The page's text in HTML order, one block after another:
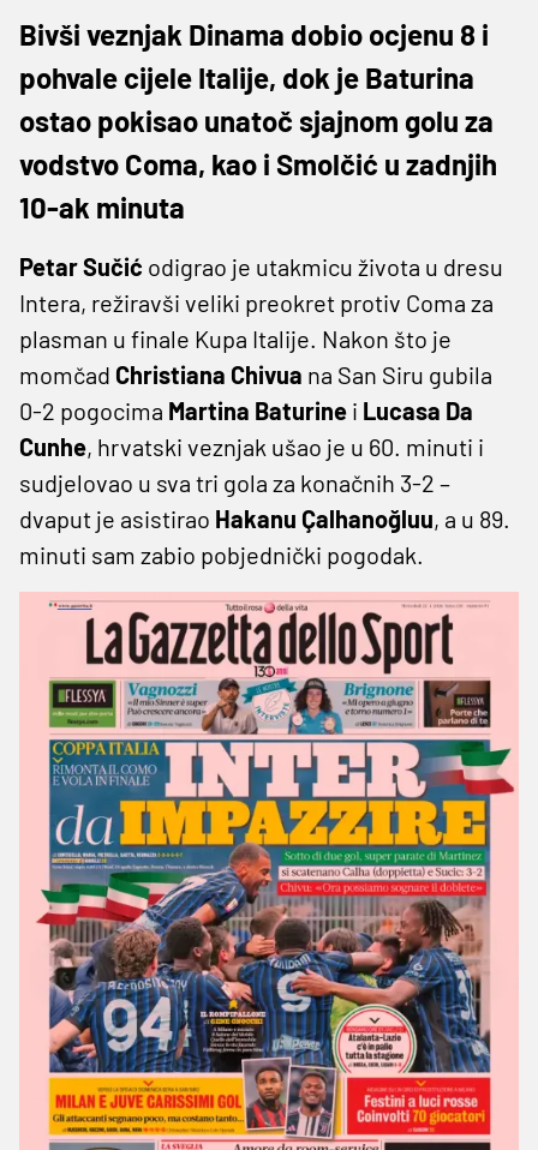
Bivši veznjak Dinama dobio ocjenu 8 i
pohvale cijele Italije, dok je Baturina
ostao pokisao unatoč sjajnom golu za
vodstvo Coma, kao i Smolčić u zadnjih
10-ak minuta
Petar Sučić odigrao je utakmicu života u dresu
Intera, režiravši veliki preokret protiv Coma za
plasman u finale Kupa Italije. Nakon što je
momčad Christiana Chivua na San Siru gubila
0-2 pogocima Martina Baturine i Lucasa Da
Cunhe, hrvatski veznjak ušao je u 60. minuti i
sudjelovao u sva tri gola za konačnih 3-2 –
dvaput je asistirao Hakanu Çalhanoğluu, a u 89.
minuti sam zabio pobjednički pogodak.